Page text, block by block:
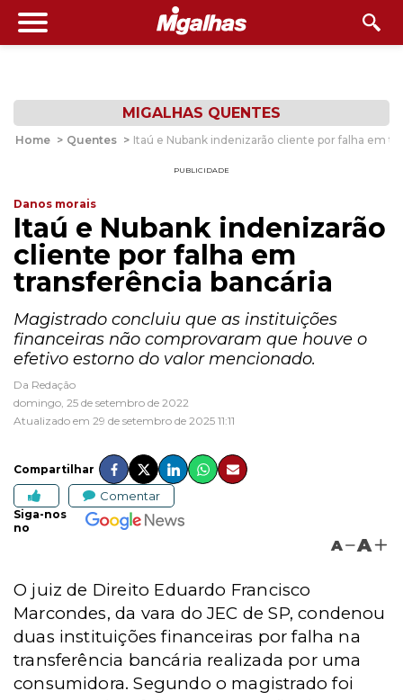
MIGALHAS QUENTES
Home > Quentes > Itaú e Nubank indenizarão cliente por falha em
PUBLICIDADE
Danos morais
Itaú e Nubank indenizarão
cliente por falha em
transferência bancária
Magistrado concluiu que as instituições
financeiras não comprovaram que houve o
efetivo estorno do valor mencionado.
Da Redação
domingo, 25 de setembro de 2022
Atualizado em 29 de setembro de 2025 11:11
Compartilhar
Comentar
Siga-nos
no
A A
O juiz de Direito Eduardo Francisco
Marcondes, da vara do JEC de SP, condenou
duas instituições financeiras por falha na
transferência bancária realizada por uma
consumidora. Segundo o magistrado foi